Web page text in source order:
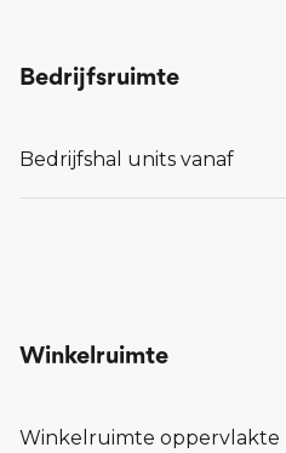
Bedrijfsruimte
Bedrijfshal units vanaf
Winkelruimte
Winkelruimte oppervlakte